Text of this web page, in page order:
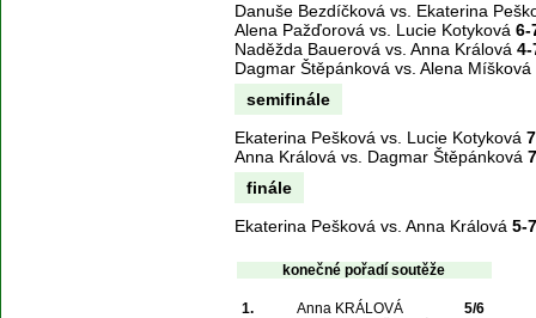
Danuše Bezdíčková vs. Ekaterina
Alena Pažďorová vs. Lucie Kotyková 6-
Naděžda Bauerová vs. Anna Králová 4-
Dagmar Štěpánková vs. Alena Míšková
semifinále
Ekaterina Pešková vs. Lucie Kotyková
Anna Králová vs. Dagmar Štěpánková
finále
Ekaterina Pešková vs. Anna Králová 5-7
konečné pořadí soutěže
1. Anna KRÁLOVÁ
5/6